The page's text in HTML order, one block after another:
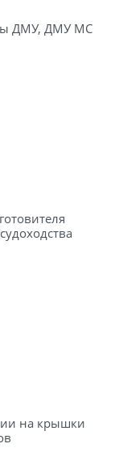
ДМУ, ДМУ МС
на крышки